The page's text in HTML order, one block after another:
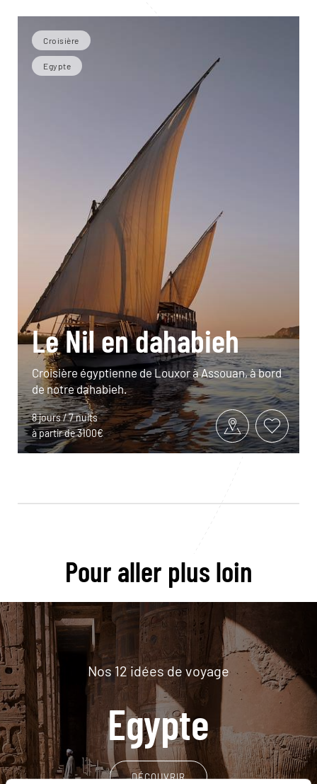
Croisière
Egypte
Le Nil en dahabieh
Croisière égyptienne de Louxor à Assouan, à bord
de notre dahabieh.
8 jours / 7 nuits
à partir de 3100€
Pour aller plus loin
Nos 12 idées de voyage
Egypte
DÉCOUVRIR